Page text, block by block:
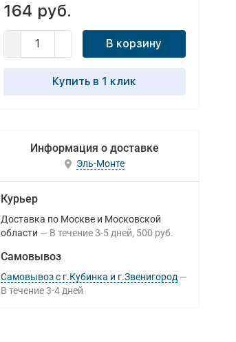
164 руб.
В корзину
Купить в 1 клик
Информация о доставке
Эль-Монте
Курьер
Доставка по Москве и Московской
области
В течение 3-5 дней 500 руб.
Самовывоз
Самовывоз с г.Кубинка и г.Звенигород
В течение 3-4 дней